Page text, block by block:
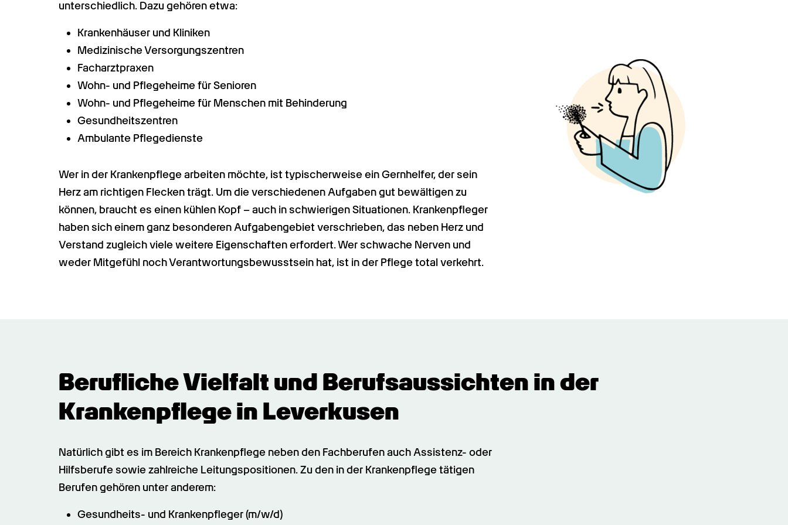
unterschiedlich. Dazu gehören etwa:
Krankenhäuser und Kliniken
Medizinische Versorgungszentren
Facharztpraxen
Wohn- und Pflegeheime für Senioren
Wohn- und Pflegeheime für Menschen mit Behinderung
Gesundheitszentren
Ambulante Pflegedienste
Wer in der Krankenpflege arbeiten möchte, ist typischerweise ein Gernhelfer, der sein
Herz am richtigen Flecken trägt. Um die verschiedenen Aufgaben gut bewältigen zu
können, braucht es einen kühlen Kopf – auch in schwierigen Situationen. Krankenpfleger
haben sich einem ganz besonderen Aufgabengebiet verschrieben, das neben Herz und
Verstand zugleich viele weitere Eigenschaften erfordert. Wer schwache Nerven und
weder Mitgefühl noch Verantwortungsbewusstsein hat, ist in der Pflege total verkehrt.
Berufliche Vielfalt und Berufsaussichten in der
Krankenpflege in Leverkusen
Natürlich gibt es im Bereich Krankenpflege neben den Fachberufen auch Assistenz- oder
Hilfsberufe sowie zahlreiche Leitungspositionen. Zu den in der Krankenpflege tätigen
Berufen gehören unter anderem:
Gesundheits- und Krankenpfleger (m/w/d)